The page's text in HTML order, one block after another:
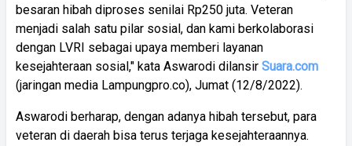
besaran hibah diproses senilai Rp250 juta. Veteran
menjadi salah satu pilar sosial, dan kami berkolaborasi
dengan LVRI sebagai upaya memberi layanan
kesejahteraan sosial," kata Aswarodi dilansir Suara.com
(jaringan media Lampungpro.co), Jumat (12/8/2022).
Aswarodi berharap, dengan adanya hibah tersebut, para
veteran di daerah bisa terus terjaga kesejahteraannya.